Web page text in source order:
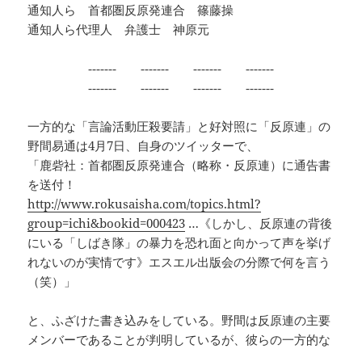
通知人ら 首都圏反原発連合 篠藤操
通知人ら代理人 弁護士 神原元
‐‐‐‐‐‐‐ ‐‐‐‐‐‐‐ ‐‐‐‐‐‐‐ ‐‐‐‐‐‐‐
‐‐‐‐‐‐‐ ‐‐‐‐‐‐‐ ‐‐‐‐‐‐‐ ‐‐‐‐‐‐‐
一方的な「言論活動圧殺要請」と好対照に「反原連」の
野間易通は4月7日、自身のツイッターで、
「鹿砦社：首都圏反原発連合（略称・反原連）に通告書
を送付！
http://www.rokusaisha.com/topics.html?
group=ichi&bookid=000423 …《しかし、反原連の背後
にいる「しばき隊」の暴力を恐れ面と向かって声を挙げ
れないのが実情です》エスエル出版会の分際で何を言う
（笑）」
と、ふざけた書き込みをしている。野間は反原連の主要
メンバーであることが判明しているが、彼らの一方的な